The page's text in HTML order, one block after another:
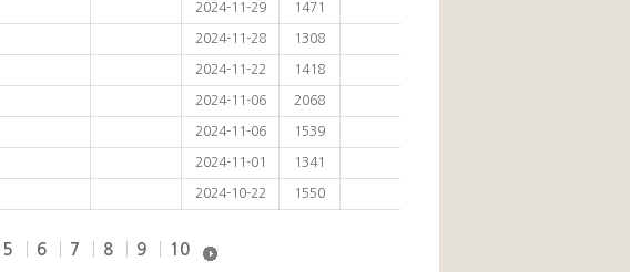
2024-11-29 1471
2024-11-28 1308
2024-11-22 1418
2024-11-06 2068
2024-11-06 1539
2024-11-01 1341
2024-10-22 1550
5 6 7 8 9 10